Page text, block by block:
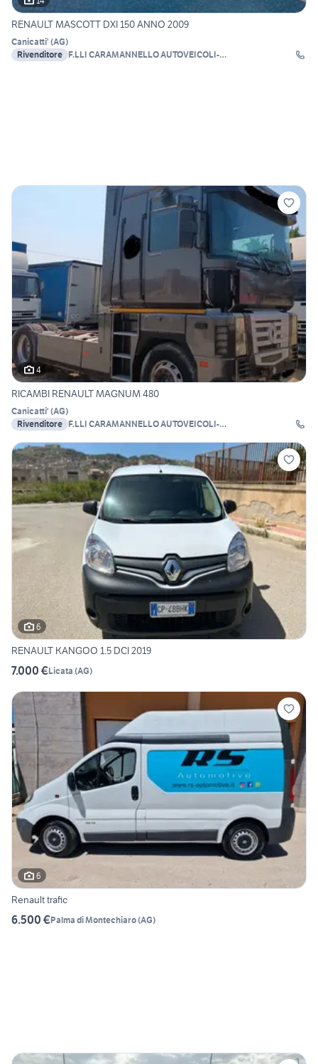
RENAULT MASCOTT DXI 150 ANNO 2009
Canicatti' (AG)
Rivenditore F.LLI CARAMANNELLO AUTOVEICOLI-
4
RICAMBI RENAULT MAGNUM 480
Canicatti' (AG)
Rivenditore F.LLI CARAMANNELLO AUTOVEICOLI-
6
RENAULT KANGOO 1.5 DCI 2019
7.000 €Licata (AG)
6
Renault trafic
6.500 €Palma di Montechiaro(AG)